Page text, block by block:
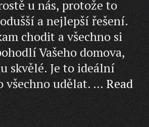
u nás, protože to
a nejlepší řešení.
chodit a všechno si
Vašeho domova,
skvělé. Je to ideální
všechno udělat. …Read